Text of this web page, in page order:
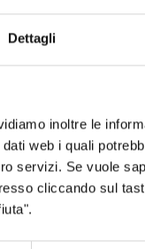
Dettagli
inoltre le
web i quali
servizi. Se vuole
cliccando sul
Sociale e
mobilità e trasporti